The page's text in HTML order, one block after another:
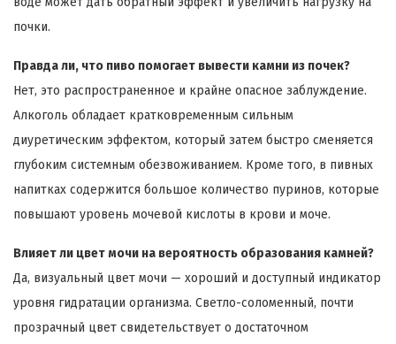
почки.
Правда ли, что пиво помогает вывести камни из почек?
Нет, это распространенное и крайне опасное заблуждение.
Алкоголь обладает кратковременным сильным
диуретическим эффектом, который затем быстро сменяется
глубоким системным обезвоживанием. Кроме того, в пивных
напитках содержится большое количество пуринов, которые
повышают уровень мочевой кислоты в крови и моче.
Влияет ли цвет мочи на вероятность образования камней?
Да, визуальный цвет мочи — хороший и доступный индикатор
уровня гидратации организма. Светло-соломенный, почти
прозрачный цвет свидетельствует о достаточном